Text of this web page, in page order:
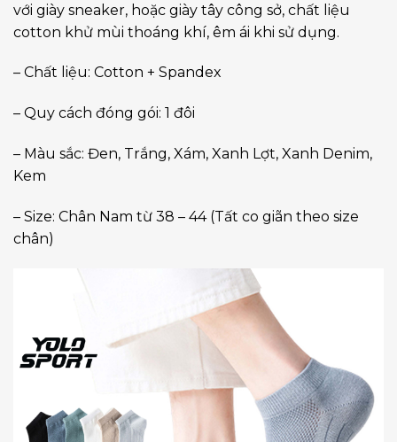
với giày sneaker, hoặc giày tây công sở, chất liệu
cotton khử mùi thoáng khí, êm ái khi sử dụng.
– Chất liệu: Cotton + Spandex
– Quy cách đóng gói: 1 đôi
– Màu sắc: Đen, Trắng, Xám, Xanh Lợt, Xanh Denim,
Kem
– Size: Chân Nam từ 38 – 44 (Tất co giãn theo size
chân)